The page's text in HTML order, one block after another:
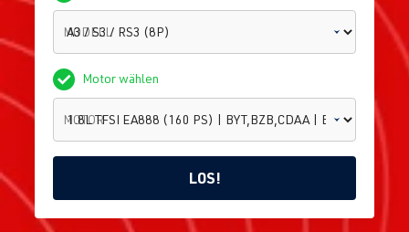
MODELL
Motor wählen
MOTOR
LOS!